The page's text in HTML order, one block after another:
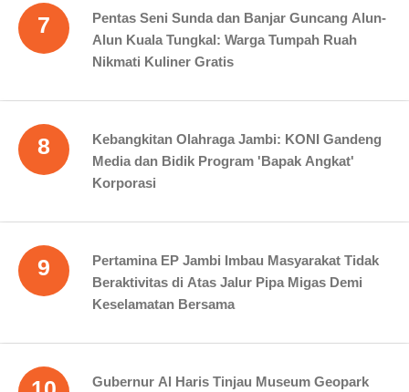
7
Pentas Seni Sunda dan Banjar Guncang Alun-
Alun Kuala Tungkal: Warga Tumpah Ruah
Nikmati Kuliner Gratis
8
Kebangkitan Olahraga Jambi: KONI Gandeng
Media dan Bidik Program 'Bapak Angkat'
Korporasi
9
Pertamina EP Jambi Imbau Masyarakat Tidak
Beraktivitas di Atas Jalur Pipa Migas Demi
Keselamatan Bersama
Gubernur Al Haris Tinjau Museum Geopark